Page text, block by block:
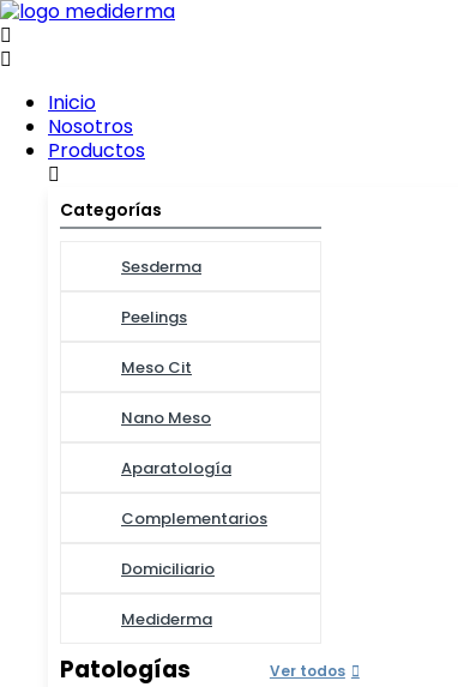
Inicio
Nosotros
Productos
Categorías
Sesderma
Peelings
Meso Cit
Nano Meso
Aparatología
Complementarios
Domiciliario
Mediderma
Patologías Ver todos